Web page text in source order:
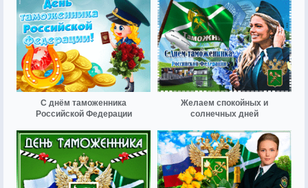
С днём таможенника
Российской Федерации
Желаем спокойных и
солнечных дней